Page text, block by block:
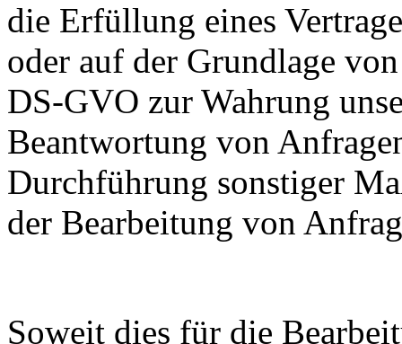
die Erfüllung eines
oder auf der Grundlage
DS-GVO zur Wahrung
Beantwortung von
Durchführung sonstiger
der Bearbeitung von
Soweit dies für die